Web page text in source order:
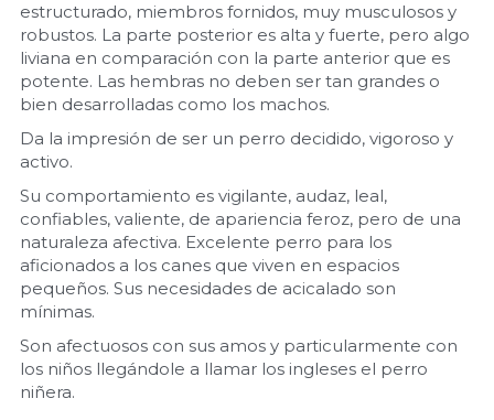
estructurado, miembros fornidos, muy musculosos y
robustos. La parte posterior es alta y fuerte, pero algo
liviana en comparación con la parte anterior que es
potente. Las hembras no deben ser tan grandes o
bien desarrolladas como los machos.
Da la impresión de ser un perro decidido, vigoroso y
activo.
Su comportamiento es vigilante, audaz, leal,
confiables, valiente, de apariencia feroz, pero de una
naturaleza afectiva. Excelente perro para los
aficionados a los canes que viven en espacios
pequeños. Sus necesidades de acicalado son
mínimas.
Son afectuosos con sus amos y particularmente con
los niños llegándole a llamar los ingleses el perro
niñera.